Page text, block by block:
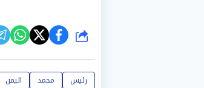
شارك
رئيس محمد اليمن